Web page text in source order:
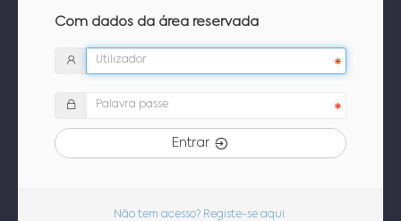
Com dados da área reservada
Entrar
Não tem acesso? Registe-se aqui.